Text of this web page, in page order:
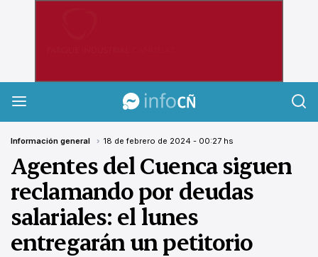
Información general 18 de febrero de 2024 - 00:27 hs
Agentes del Cuenca siguen
reclamando por deudas
salariales: el lunes
entregarán un petitorio